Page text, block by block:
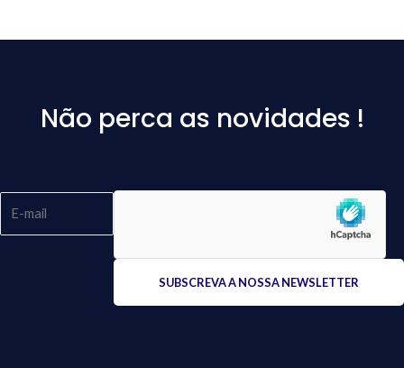
Não perca as novidades !